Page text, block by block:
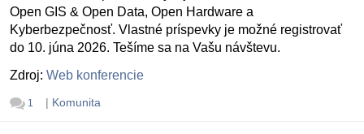
Open GIS & Open Data, Open Hardware a
Kyberbezpečnosť. Vlastné príspevky je možné registrovať
do 10. júna 2026. Tešíme sa na Vašu návštevu.
Zdroj: Web konferencie
1 | Komunita